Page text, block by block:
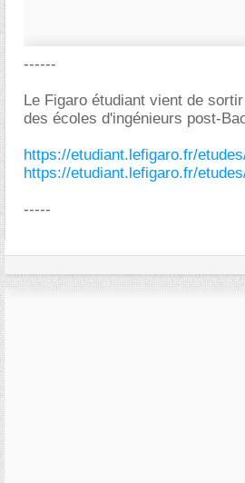
------
Le Figaro étudiant vient de
des écoles d'ingénieurs post-
https://etudiant.lefigaro.fr/
https://etudiant.lefigaro.fr/
-----